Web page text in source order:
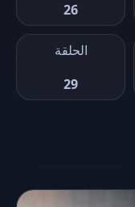
26
الحلقة
29